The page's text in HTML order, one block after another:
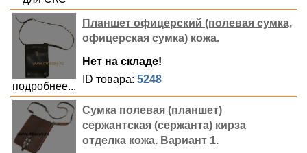
подробнее...
Планшет офицерский (полевая сумка,
офицерская сумка) кожа.
Нет на складе!
ID товара: 5248
Сумка полевая (планшет)
сержантская (сержанта) кирза
отделка кожа. Вариант 1.